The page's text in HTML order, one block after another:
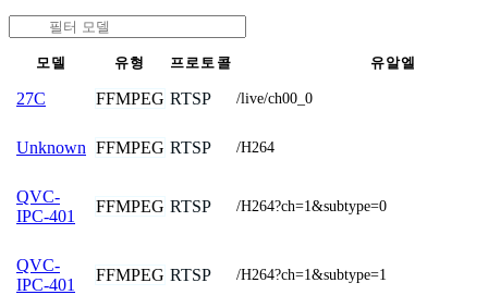
모델 유형 프로토콜 유알엘
27C FFMPEG RTSP /live/ch00_0
Unknown FFMPEG RTSP /H264
QVC-
IPC-401
FFMPEG RTSP /H264?ch=1&subtype=0
QVC-
IPC-401
FFMPEG RTSP /H264?ch=1&subtype=1